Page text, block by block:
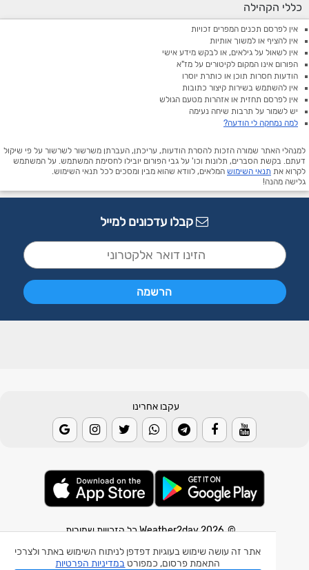
אתר זה עושה שימוש בעוגיות דפדפן לניתוח השימוש באתר ולצרכי
התאמת פרסום, כמפורט במדיניות הפרטיות
כללי הקהילה
אין לפרסם תכנים המפרים זכויות
אין להציף או למשוך אותיות
אין לשאול על גילאים, או לבקש מידע אישי
הפורום אינו המקום לקיטורים על מז"א
הודעות חסרות תוכן או כותרת יוסרו
אין להשתמש בשירות קיצור כתובות
אין לפרסם תחזית או אזהרות מטעם הגולש
יש לשמור על תרבות שיחה נעימה
למה נמחקה לי הודעה?
למנהלי האתר שמורה הזכות להסרת הודעות, עריכתן, העברתן משרשור לשרשור על פי שיקול
דעתם. בקשת הסברים, תלונות וכו' על גבי הפורום יובילו לחסימת המשתמש. על המשתמש
לקרוא את תנאי השימוש המלאים, לוודא שהוא מבין ומסכים לכל תנאי השימוש.
גלישה מהנה!
קבלו עדכונים למייל
עקבו אחרינו
© 2026 Weather2day כל הזכויות שמורות
אפליקצית מזג אוויר